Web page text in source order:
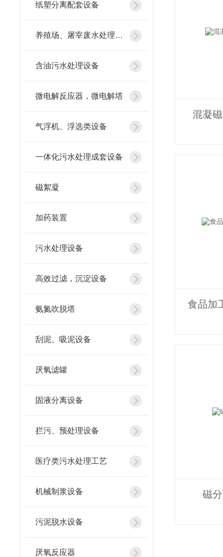
纸塑分离配套设备
养殖场、屠宰废水处理设备
含油污水处理设备
微电解反应器，微电解塔
气浮机、浮选类设备
一体化污水处理成套设备
磁絮凝
加药装置
污水处理设备
高效过滤，沉淀设备
氨氮吹脱塔
刮泥、吸泥设备
厌氧滤罐
固液分离设备
拦污、预处理设备
医疗类污水处理工艺
机械制浆设备
污泥脱水设备
厌氧反应器
混凝
食品加
磁